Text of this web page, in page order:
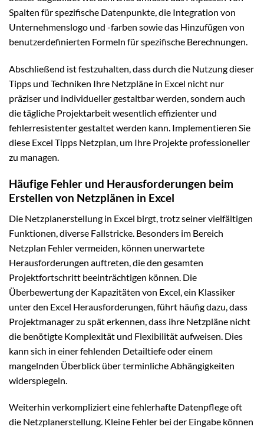
Spalten für spezifische Datenpunkte, die Integration von
Unternehmenslogo und -farben sowie das Hinzufügen von
benutzerdefinierten Formeln für spezifische Berechnungen.
Abschließend ist festzuhalten, dass durch die Nutzung dieser
Tipps und Techniken Ihre Netzpläne in Excel nicht nur
präziser und individueller gestaltbar werden, sondern auch
die tägliche Projektarbeit wesentlich effizienter und
fehlerresistenter gestaltet werden kann. Implementieren Sie
diese Excel Tipps Netzplan, um Ihre Projekte professioneller
zu managen.
Häufige Fehler und Herausforderungen beim
Erstellen von Netzplänen in Excel
Die Netzplanerstellung in Excel birgt, trotz seiner vielfältigen
Funktionen, diverse Fallstricke. Besonders im Bereich
Netzplan Fehler vermeiden, können unerwartete
Herausforderungen auftreten, die den gesamten
Projektfortschritt beeinträchtigen können. Die
Überbewertung der Kapazitäten von Excel, ein Klassiker
unter den Excel Herausforderungen, führt häufig dazu, dass
Projektmanager zu spät erkennen, dass ihre Netzpläne nicht
die benötigte Komplexität und Flexibilität aufweisen. Dies
kann sich in einer fehlenden Detailtiefe oder einem
mangelnden Überblick über terminliche Abhängigkeiten
widerspiegeln.
Weiterhin verkompliziert eine fehlerhafte Datenpflege oft
die Netzplanerstellung. Kleine Fehler bei der Eingabe können